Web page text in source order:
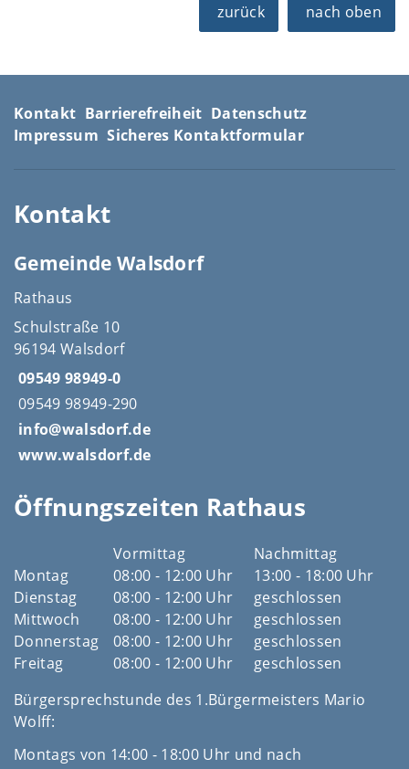
zurück nach oben
Kontakt Barrierefreiheit Datenschutz
Impressum Sicheres Kontaktformular
Kontakt
Gemeinde Walsdorf
Rathaus
Schulstraße 10
96194 Walsdorf
09549 98949-0
09549 98949-290
info@walsdorf.de
www.walsdorf.de
Öffnungszeiten Rathaus
Vormittag
Nachmittag
Montag
08:00 - 12:00 Uhr
13:00 - 18:00 Uhr
Dienstag
08:00 - 12:00 Uhr
geschlossen
Mittwoch
08:00 - 12:00 Uhr
geschlossen
Donnerstag
08:00 - 12:00 Uhr
geschlossen
Freitag
08:00 - 12:00 Uhr
geschlossen
Bürgersprechstunde des 1.Bürgermeisters Mario
Wolff:
Montags von 14:00 - 18:00 Uhr und nach